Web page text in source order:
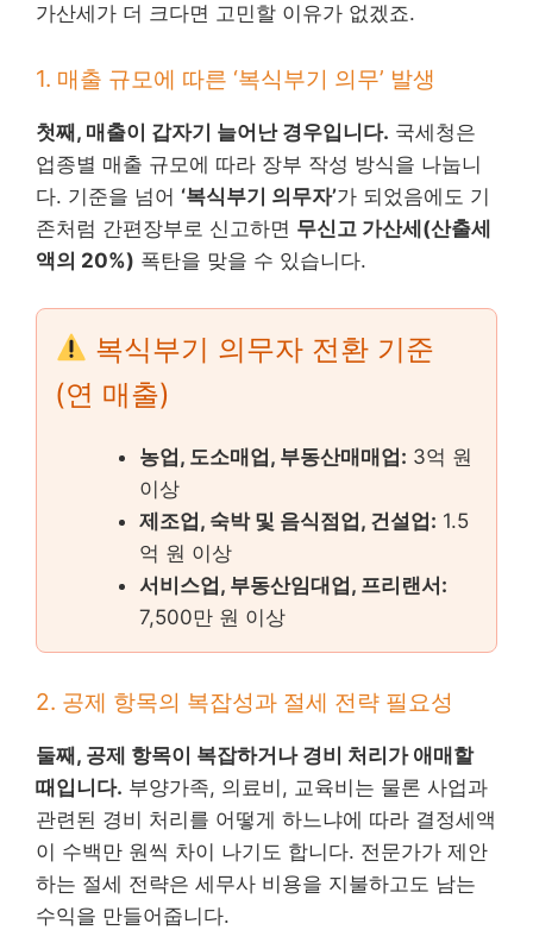
가산세가 더 크다면 고민할 이유가 없겠죠.
1. 매출 규모에 따른 ‘복식부기 의무’ 발생
첫째, 매출이 갑자기 늘어난 경우입니다. 국세청은
업종별 매출 규모에 따라 장부 작성 방식을 나눕니
다. 기준을 넘어 ‘복식부기 의무자’가 되었음에도 기
존처럼 간편장부로 신고하면 무신고 가산세(산출세
액의 20%) 폭탄을 맞을 수 있습니다.
복식부기 의무자 전환 기준
(연 매출)
농업, 도소매업, 부동산매매업: 3억 원
이상
제조업, 숙박 및 음식점업, 건설업: 1.5
억 원 이상
서비스업, 부동산임대업, 프리랜서:
7,500만 원 이상
2. 공제 항목의 복잡성과 절세 전략 필요성
둘째, 공제 항목이 복잡하거나 경비 처리가 애매할
때입니다. 부양가족, 의료비, 교육비는 물론 사업과
관련된 경비 처리를 어떻게 하느냐에 따라 결정세액
이 수백만 원씩 차이 나기도 합니다. 전문가가 제안
하는 절세 전략은 세무사 비용을 지불하고도 남는
수익을 만들어줍니다.